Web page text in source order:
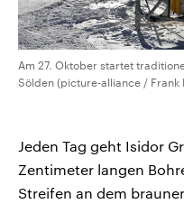
Am 27. Oktober startet
Sölden (picture-alliance / Frank
Jeden Tag geht Isidor
Zentimeter langen
Streifen an dem